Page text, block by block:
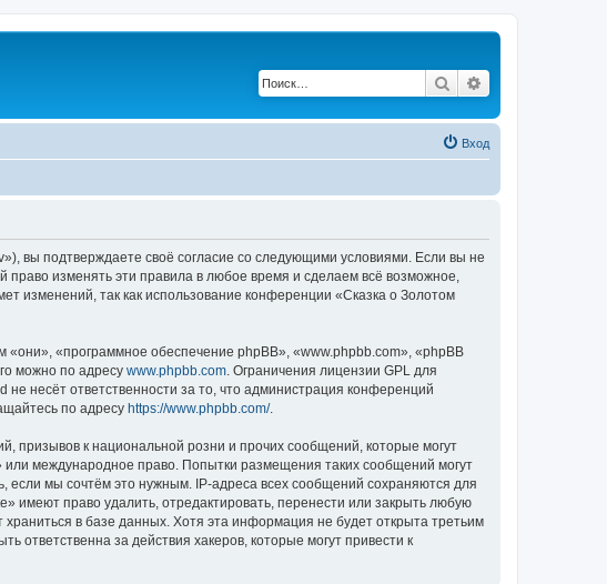
Поиск
Вход
вы подтверждаете своё согласие со следующими условиями. Если вы не
изменять эти правила в любое время и сделаем всё возможное,
изменений, так как использование конференции «Сказка о Золотом
«программное обеспечение phpBB», «www.phpbb.com», «phpBB
можно по адресу www.phpbb.com . Ограничения лицензии GPL для
несёт ответственности за то, что администрация конференций
по адресу https://www.phpbb.com/.
призывов к национальной розни и прочих сообщений, которые могут
международное право. Попытки размещения таких сообщений могут
если мы сочтём это нужным. IP-адреса всех сообщений сохраняются для
имеют право удалить, отредактировать, перенести или закрыть любую
в базе данных. Хотя эта информация не будет открыта третьим
за действия хакеров, которые могут привести к